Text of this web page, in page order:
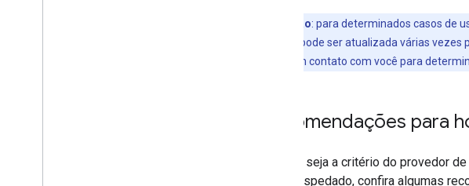
Observação: para determinados casos de
programação pode ser atualizada várias
pode entrar em contato com você para
Recomendações para
Embora seja a critério do provedor
local hospedado, confira algumas